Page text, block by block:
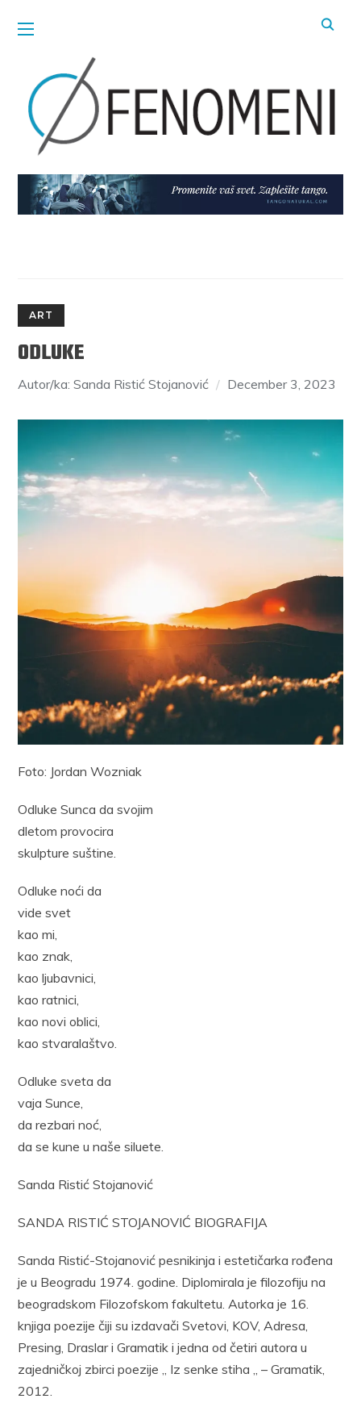
ART
ODLUKE
Autor/ka: Sanda Ristić Stojanović December 3, 2023
Foto: Jordan Wozniak
Odluke Sunca da svojim
dletom provocira
skulpture suštine.
Odluke noći da
vide svet
kao mi,
kao znak,
kao ljubavnici,
kao ratnici,
kao novi oblici,
kao stvaralaštvo.
Odluke sveta da
vaja Sunce,
da rezbari noć,
da se kune u naše siluete.
Sanda Ristić Stojanović
SANDA RISTIĆ STOJANOVIĆ BIOGRAFIJA
Sanda Ristić-Stojanović pesnikinja i estetičarka rođena
je u Beogradu 1974. godine. Diplomirala je filozofiju na
beogradskom Filozofskom fakultetu. Autorka je 16.
knjiga poezije čiji su izdavači Svetovi, KOV, Adresa,
Presing, Draslar i Gramatik i jedna od četiri autora u
zajedničkoj zbirci poezije „ Iz senke stiha „ – Gramatik,
2012.